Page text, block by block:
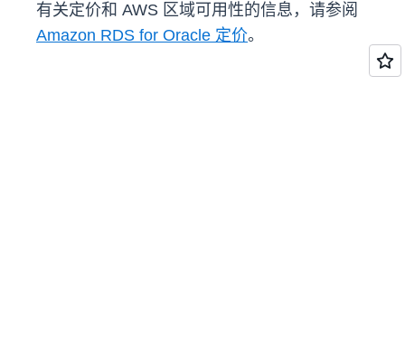
有关定价和 AWS 区域可用性的信息，请参阅
Amazon RDS for Oracle 定价。